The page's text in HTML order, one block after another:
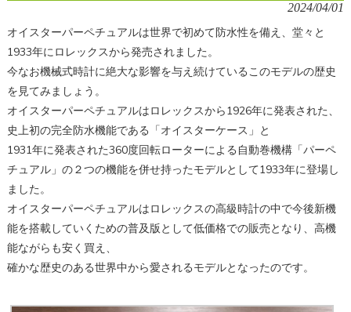
2024/04/01
オイスターパーペチュアルは世界で初めて防水性を備え、堂々と
1933年にロレックスから発売されました。
今なお機械式時計に絶大な影響を与え続けているこのモデルの歴史
を見てみましょう。
オイスターパーペチュアルはロレックスから1926年に発表された、
史上初の完全防水機能である「オイスターケース」と
1931年に発表された360度回転ローターによる自動巻機構「パーペ
チュアル」の２つの機能を併せ持ったモデルとして1933年に登場し
ました。
オイスターパーペチュアルはロレックスの高級時計の中で今後新機
能を搭載していくための普及版として低価格での販売となり、高機
能ながらも安く買え、
確かな歴史のある世界中から愛されるモデルとなったのです。